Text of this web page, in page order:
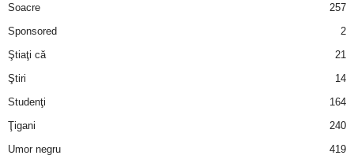
Soacre
257
Sponsored
2
Ştiaţi că
21
Ştiri
14
Studenţi
164
Ţigani
240
Umor negru
419